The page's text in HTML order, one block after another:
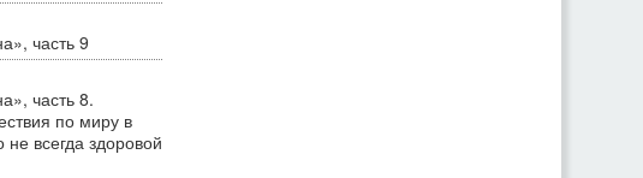
часть 9
часть 8.
по миру в
не всегда здоровой